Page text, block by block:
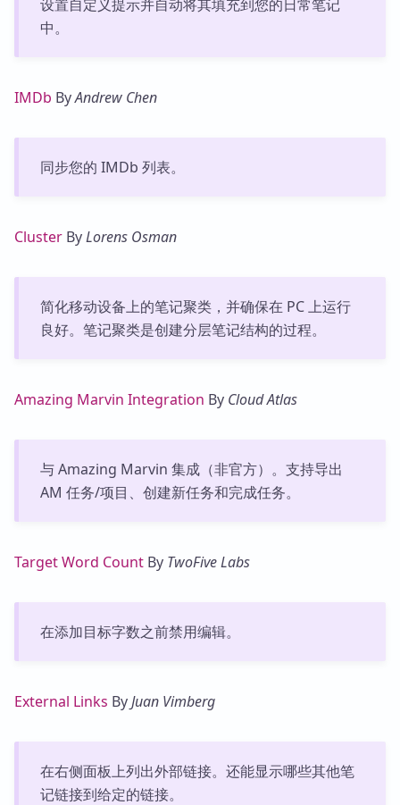
设置自定义提示并自动将其填充到您的日常笔记
中。
IMDb ByAndrew Chen
同步您的 IMDb 列表。
Cluster ByLorens Osman
简化移动设备上的笔记聚类，并确保在 PC 上运行
良好。笔记聚类是创建分层笔记结构的过程。
Amazing Marvin Integration By Cloud Atlas
与 Amazing Marvin 集成（非官方）。支持导出
AM 任务/项目、创建新任务和完成任务。
Target Word Count By TwoFive Labs
在添加目标字数之前禁用编辑。
External Links ByJuan Vimberg
在右侧面板上列出外部链接。还能显示哪些其他笔
记链接到给定的链接。